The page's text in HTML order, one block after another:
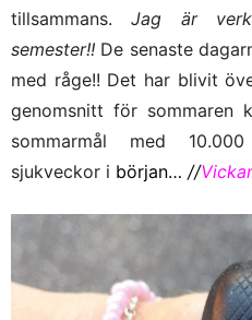
tillsammans.Jag är
semester!! De senaste
med råge!! Det har blivit
genomsnitt för sommaren
sommarmål med
sjukveckor i början… //